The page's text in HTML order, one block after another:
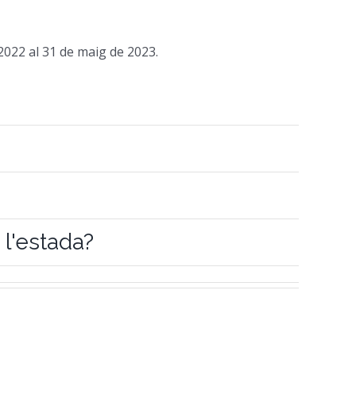
al 31 de maig de 2023.